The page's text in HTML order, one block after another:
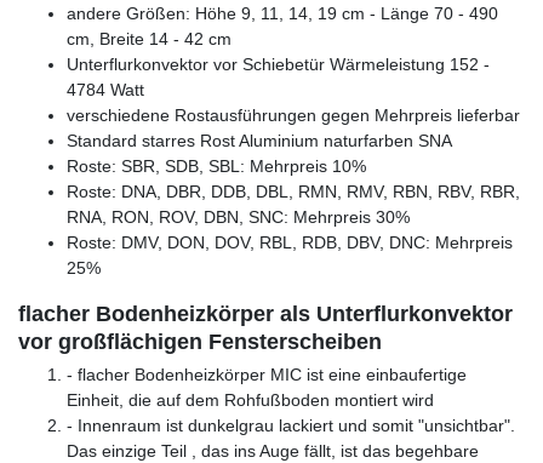
andere Größen: Höhe 9, 11, 14, 19 cm - Länge 70 - 490
cm, Breite 14 - 42 cm
Unterflurkonvektor vor Schiebetür Wärmeleistung 152 -
4784 Watt
verschiedene Rostausführungen gegen Mehrpreis lieferbar
Standard starres Rost Aluminium naturfarben SNA
Roste: SBR, SDB, SBL: Mehrpreis 10%
Roste: DNA, DBR, DDB, DBL, RMN, RMV, RBN, RBV, RBR,
RNA, RON, ROV, DBN, SNC: Mehrpreis 30%
Roste: DMV, DON, DOV, RBL, RDB, DBV, DNC: Mehrpreis
25%
flacher Bodenheizkörper als Unterflurkonvektor
vor großflächigen Fensterscheiben
- flacher Bodenheizkörper MIC ist eine einbaufertige
Einheit, die auf dem Rohfußboden montiert wird
- Innenraum ist dunkelgrau lackiert und somit "unsichtbar".
Das einzige Teil , das ins Auge fällt, ist das begehbare